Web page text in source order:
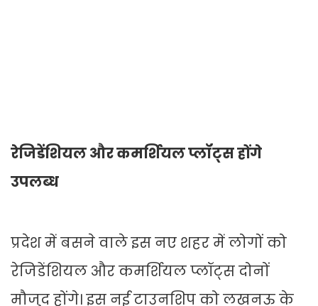
रेजिडेंशियल और कमर्शियल प्लॉट्स होंगे
उपलब्ध
प्रदेश में बसने वाले इस नए शहर में लोगों को
रेजिडेंशियल और कमर्शियल प्लॉट्स दोनों
मौजुद होंगे। इस नई टाउनशिप को लखनऊ के